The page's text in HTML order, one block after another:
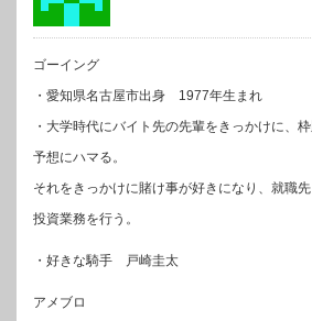
ゴーイング
・愛知県名古屋市出身 1977年生まれ
・大学時代にバイト先の先輩をきっかけに、
予想にハマる。
それをきっかけに賭け事が好きになり、就職
投資業務を行う。
・好きな騎手 戸崎圭太
アメブロ